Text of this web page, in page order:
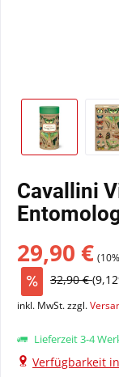
Cavallini
29,90 €
32,90 €
inkl. MwSt. zzgl.
Lieferzeit 3-4
Verfügbarkeit